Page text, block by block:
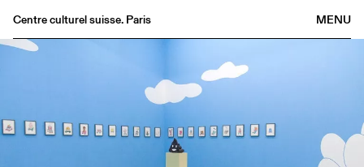
MENU
Centre culturel suisse. Paris
Agenda
Archives